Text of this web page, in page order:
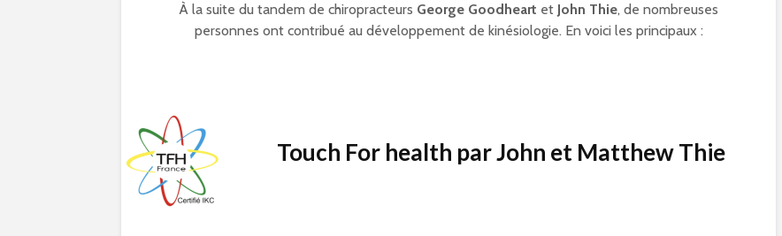
À la suite du tandem de chiropracteurs George Goodheart et John Thie, de nombreuses
personnes ont contribué au développement de kinésiologie. En voici les principaux :
Touch For health parJohn etMatthew Thie